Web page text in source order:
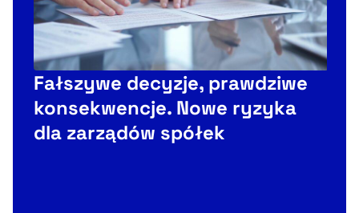
Fałszywe decyzje, prawdziwe
konsekwencje. Nowe ryzyka
dla zarządów spółek